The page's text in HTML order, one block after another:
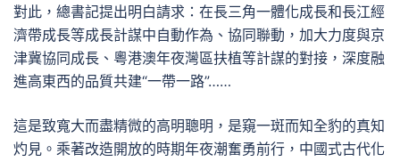
對此，總書記提出明白請求：在長三角一體化成長和長江經
濟帶成長等成長計謀中自動作為、協同聯動，加大力度與京
津冀協同成長、粵港澳年夜灣區扶植等計謀的對接，深度融
進高東西的品質共建“一帶一路”……
這是致寬大而盡精微的高明聰明，是窺一斑而知全豹的真知
灼見。乘著改造開放的時期年夜潮奮勇前行，中國式古代化